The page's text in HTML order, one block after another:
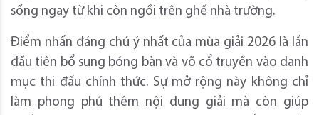
sống ngay từ khi còn ngồi trên ghế nhà trường.
Điểm nhấn đáng chú ý nhất của mùa giải 2026 là lần
đầu tiên bổ sung bóng bàn và võ cổ truyền vào danh
mục thi đấu chính thức. Sự mở rộng này không chỉ
làm phong phú thêm nội dung giải mà còn giúp